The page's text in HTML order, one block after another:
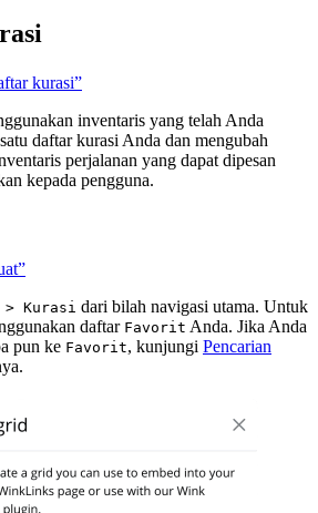
kurasi”
inventaris yang telah Anda
daftar kurasi Anda dan mengubah
perjalanan yang dapat dipesan
kepada pengguna.
Kurasi dari bilah navigasi utama. Untuk
daftar Favorit Anda. Jika Anda
pun ke Favorit, kunjungi Pencarian